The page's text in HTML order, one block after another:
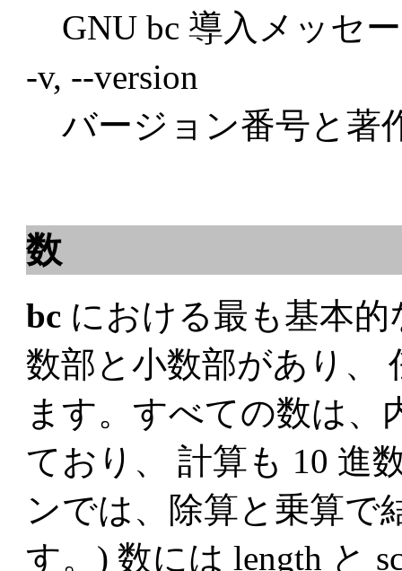
GNU bc 導入メッセ
-v, --version
バージョン番号と著
数
bc における最も基本
数部と小数部があり、
ます。すべての数は、
ており、 計算も 10 進
ンでは、除算と乗算で
す。) 数には length と